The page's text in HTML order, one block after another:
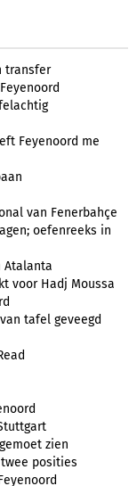
transfer
Feyenoord me
van Fenerbahçe
oefenreeks in
Atalanta
voor Hadj Moussa
tafel geveegd
zien
posities